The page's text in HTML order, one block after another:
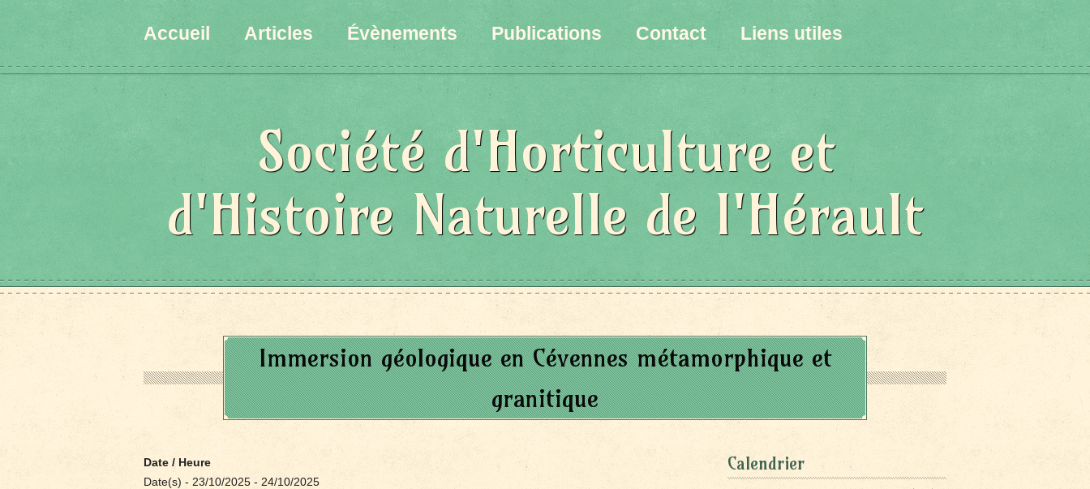
Accueil Articles Évènements Publications Contact Liens utiles
Société d'Horticulture et
d'Histoire Naturelle de l'Hérault
Immersion géologique en Cévennes métamorphique et
granitique
Date / Heure
Date(s) - 23/10/2025 - 24/10/2025
Calendrier